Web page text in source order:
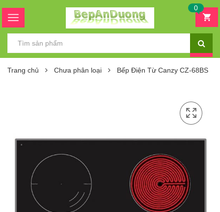
0
Trang chủ Chưa phân loại Bếp Điện Từ Canzy CZ-68BS